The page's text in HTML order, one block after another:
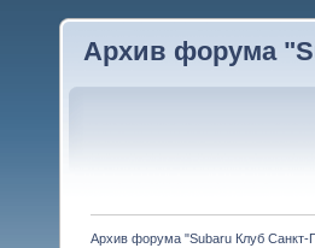
Архив форума
Архив форума "Subaru Клуб Санкт-